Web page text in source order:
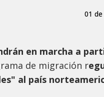
01
en marcha a
de migración r
al país